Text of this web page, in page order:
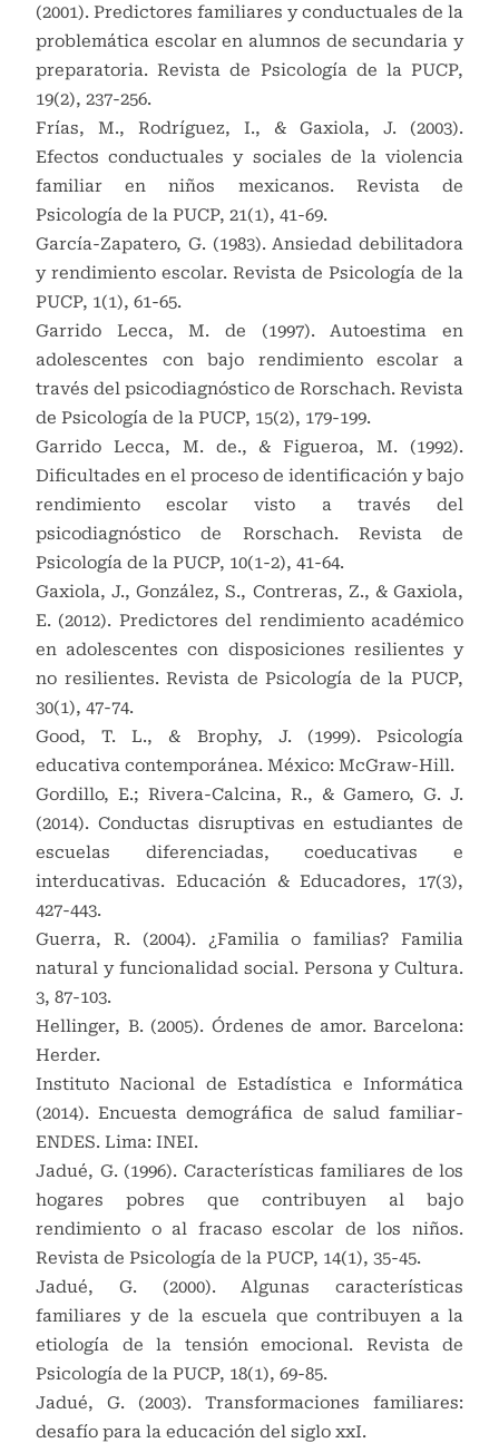
(2001). Predictores familiares y conductuales de la
problemática escolar en alumnos de secundaria y
preparatoria. Revista de Psicología de la PUCP,
19(2), 237-256.
Frías, M., Rodríguez, I., & Gaxiola, J. (2003).
Efectos conductuales y sociales de la violencia
familiar en niños mexicanos. Revista de
Psicología de la PUCP, 21(1), 41-69.
García-Zapatero, G. (1983). Ansiedad debilitadora
y rendimiento escolar. Revista de Psicología de la
PUCP, 1(1), 61-65.
Garrido Lecca, M. de (1997). Autoestima en
adolescentes con bajo rendimiento escolar a
través del psicodiagnóstico de Rorschach. Revista
de Psicología de la PUCP, 15(2), 179-199.
Garrido Lecca, M. de., & Figueroa, M. (1992).
Dificultades en el proceso de identificación y bajo
rendimiento escolar visto a través del
psicodiagnóstico de Rorschach. Revista de
Psicología de la PUCP, 10(1-2), 41-64.
Gaxiola, J., González, S., Contreras, Z., & Gaxiola,
E. (2012). Predictores del rendimiento académico
en adolescentes con disposiciones resilientes y
no resilientes. Revista de Psicología de la PUCP,
30(1), 47-74.
Good, T. L., & Brophy, J. (1999). Psicología
educativa contemporánea. México: McGraw-Hill.
Gordillo, E.; Rivera-Calcina, R., & Gamero, G. J.
(2014). Conductas disruptivas en estudiantes de
escuelas diferenciadas, coeducativas e
interducativas. Educación & Educadores, 17(3),
427-443.
Guerra, R. (2004). ¿Familia o familias? Familia
natural y funcionalidad social. Persona y Cultura.
3, 87-103.
Hellinger, B. (2005). Órdenes de amor. Barcelona:
Herder.
Instituto Nacional de Estadística e Informática
(2014). Encuesta demográfica de salud familiar-
ENDES. Lima: INEI.
Jadué, G. (1996). Características familiares de los
hogares pobres que contribuyen al bajo
rendimiento o al fracaso escolar de los niños.
Revista de Psicología de la PUCP, 14(1), 35-45.
Jadué, G. (2000). Algunas características
familiares y de la escuela que contribuyen a la
etiología de la tensión emocional. Revista de
Psicología de la PUCP, 18(1), 69-85.
Jadué, G. (2003). Transformaciones familiares:
desafío para la educación del siglo xxI.